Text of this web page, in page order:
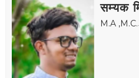
सम्यक
M.A